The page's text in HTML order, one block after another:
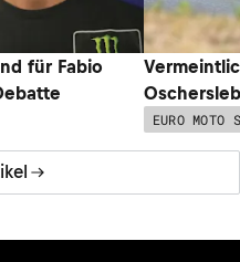
für Fabio
EURO MOTO